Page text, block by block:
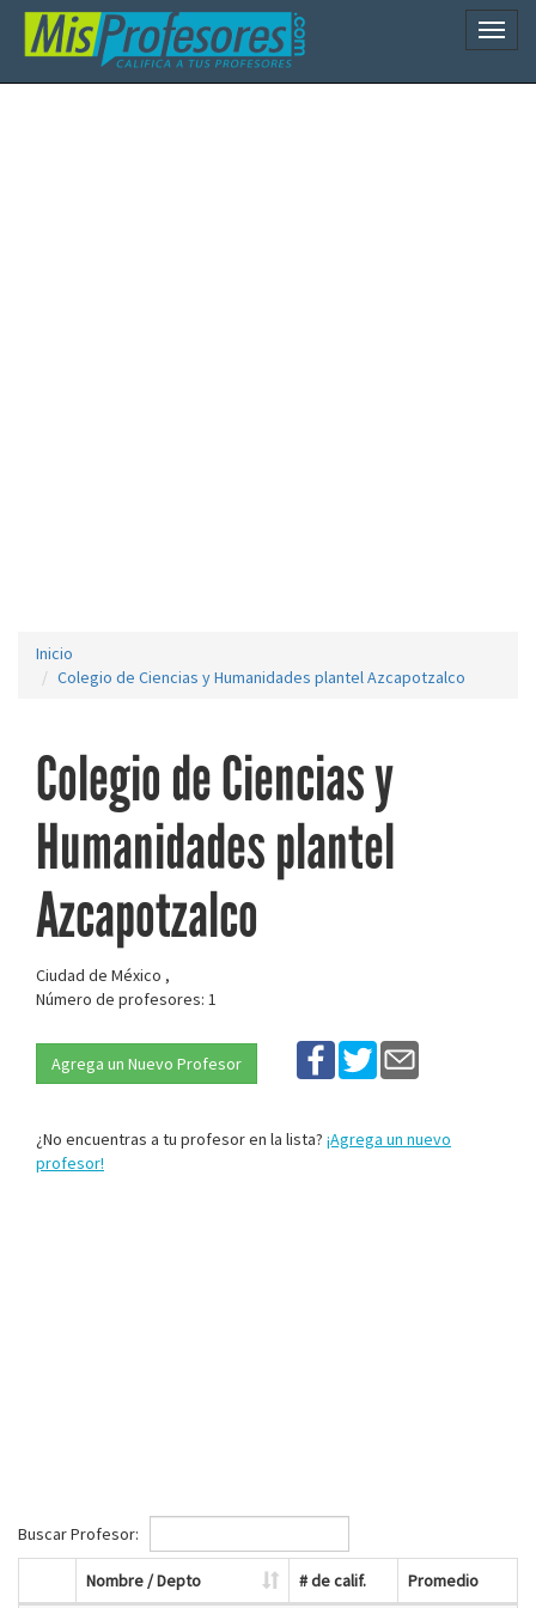
Inicio
Colegio de Ciencias y Humanidades plantel Azcapotzalco
Colegio de Ciencias y
Humanidades plantel
Azcapotzalco
Ciudad de México ,
Número de profesores: 1
Agrega un Nuevo Profesor
¿No encuentras a tu profesor en la lista? ¡Agrega un nuevo
profesor!
Buscar Profesor:
Nombre / Depto # de calif. Promedio